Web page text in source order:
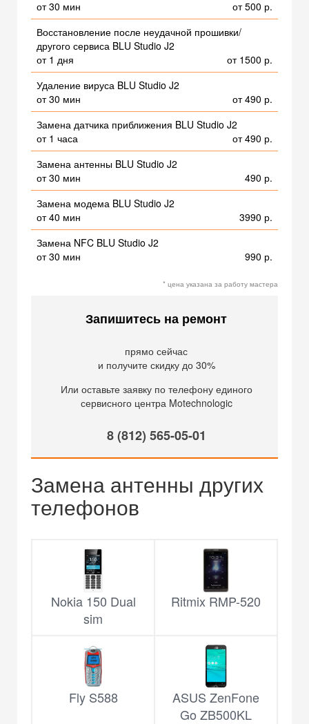
от 30 мин
от 500 р.
Восстановление после неудачной прошивки/
другого сервиса BLU Studio J2
от 1 дня
от 1500 р.
Удаление вируса BLU Studio J2
от 30 мин
от 490 р.
Замена датчика приближения BLU Studio J2
от 1 часа
от 490 р.
Замена антенны BLU Studio J2
от 30 мин
490 р.
Замена модема BLU Studio J2
от 40 мин
3990 р.
Замена NFC BLU Studio J2
от 30 мин
990 р.
* цена указана за работу мастера
Запишитесь на ремонт
прямо сейчас
и получите скидку до 30%
Или оставьте заявку по телефону единого
сервисного центра Motechnologic
8 (812) 565-05-01
Замена антенны других
телефонов
Nokia 150 Dual
sim
Ritmix RMP-520
Fly S588
ASUS ZenFone
Go ZB500KL